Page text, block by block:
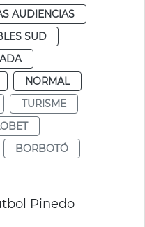
AUDIENCIAS
SUD
NORMAL
TURISME
BORBOTÓ
Pinedo